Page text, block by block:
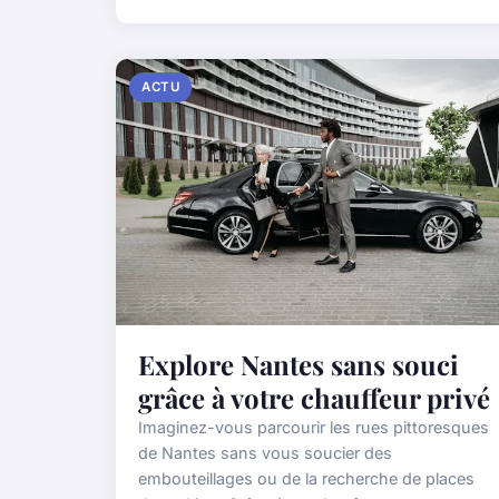
ACTU
Explore Nantes sans souci
grâce à votre chauffeur privé
Imaginez-vous parcourir les rues pittoresques
de Nantes sans vous soucier des
embouteillages ou de la recherche de places